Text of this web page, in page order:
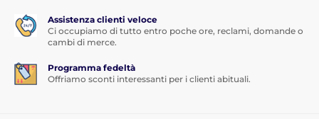
Assistenza clienti veloce
Ci occupiamo di tutto entro poche ore, reclami, domande o
cambi di merce.
Programma fedeltà
Offriamo sconti interessanti per i clienti abituali.